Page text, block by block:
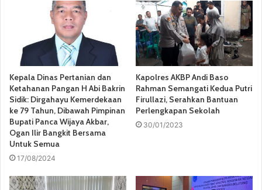
Kepala Dinas Pertanian dan
Ketahanan Pangan H Abi Bakrin
Sidik: Dirgahayu Kemerdekaan
ke 79 Tahun, Dibawah Pimpinan
Bupati Panca Wijaya Akbar,
Ogan Ilir Bangkit Bersama
Untuk Semua
17/08/2024
Kapolres AKBP Andi Baso
Rahman Semangati Kedua Putri
Firullazi, Serahkan Bantuan
Perlengkapan Sekolah
30/01/2023